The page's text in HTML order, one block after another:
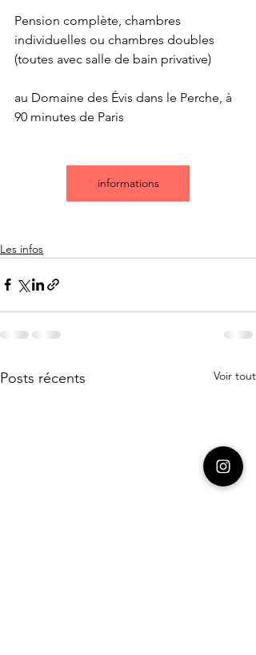
Pension complète, chambres
individuelles ou chambres doubles
(toutes avec salle de bain privative)
au Domaine des Évis dans le Perche, à
90 minutes de Paris
informations
Les infos
Posts récents Voir tout